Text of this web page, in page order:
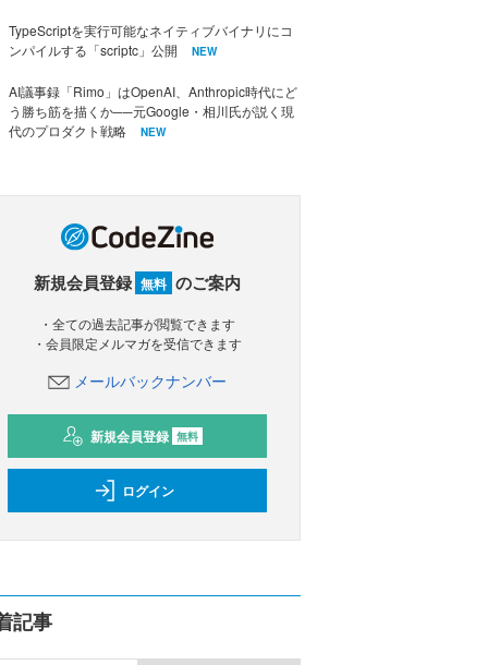
TypeScriptを実行可能なネイティブバイナリにコ
ンパイルする「scriptc」公開
NEW
AI議事録「Rimo」はOpenAI、Anthropic時代にど
う勝ち筋を描くか──元Google・相川氏が説く現
代のプロダクト戦略
NEW
新規会員登録 無料 のご案内
・全ての過去記事が閲覧できます
・会員限定メルマガを受信できます
メールバックナンバー
新規会員登録 無料
ログイン
記事